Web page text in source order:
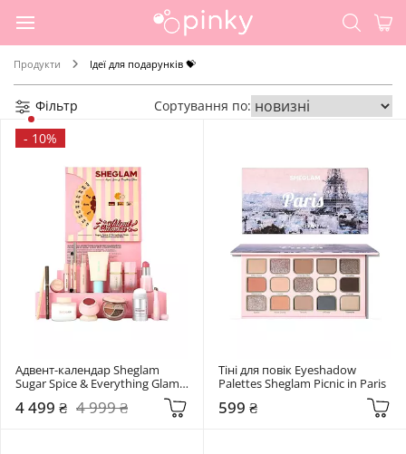
Продукти Ідеї для подарунків 💝
Фільтр
Сортування по:
- 10%
Адвент-календар Sheglam
Sugar Spice & Everything Glam
4 499 ₴ 4 999 ₴
Тіні для повік Eyeshadow
Palettes Sheglam Picnic in Paris
599 ₴